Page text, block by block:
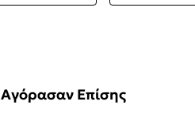
Αγόρασαν Επίσης